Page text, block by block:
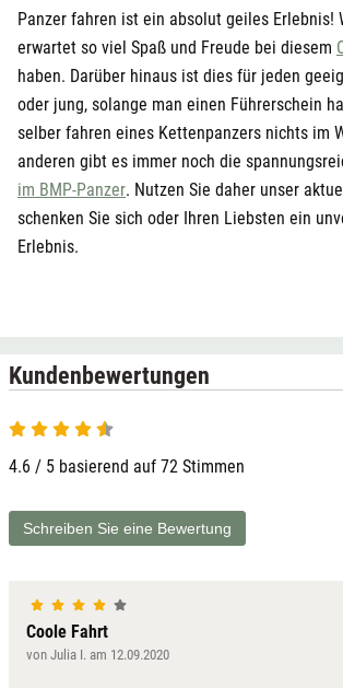
Panzer fahren ist ein absolut geiles Erlebnis!
erwartet so viel Spaß und Freude bei diesem
haben. Darüber hinaus ist dies für jeden
oder jung, solange man einen Führerschein
selber fahren eines Kettenpanzers nichts im
anderen gibt es immer noch die
im BMP-Panzeröffnet in neuem Fenster
. Nutzen Sie daher unser
schenken Sie sich oder Ihren Liebsten ein
Erlebnis.
Kundenbewertungen
4.6 von 5
4.6 / 5 basierend auf 72 Stimmen
Schreiben Sie eine Bewertung
Coole Fahrt
von Julia I. am 12.09.2020